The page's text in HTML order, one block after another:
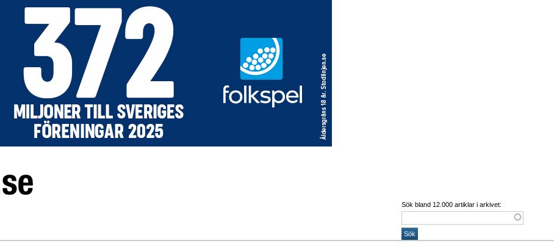
Sök bland 12.000 artiklar i arkivet: